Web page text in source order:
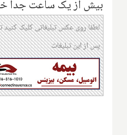
بیش از یک ساعت جدا
لطفا روی عکس تبلیغاتی کلیک کنید
پس از این تبلیغات